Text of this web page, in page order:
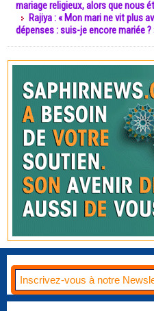
mariage religieux, alors que nous
Rajiya : « Mon mari ne vit plus
dépenses : suis-je encore mariée ?